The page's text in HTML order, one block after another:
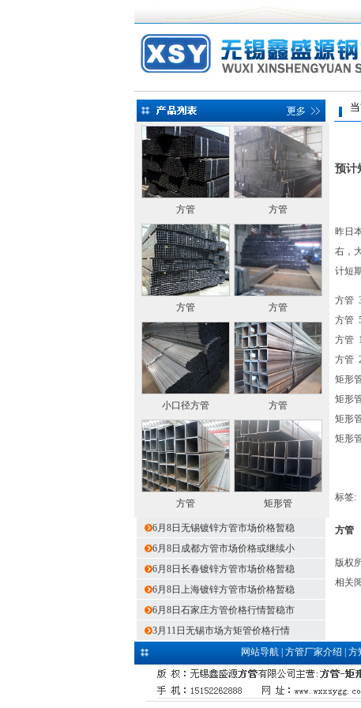
方管 方管
方管 方管
小口径方管 方管
方管 矩形管
6月8日无锡镀锌方管市场价格暂稳
6月8日成都方管市场价格或继续小
6月8日长春镀锌方管市场价格暂稳
6月8日上海镀锌方管市场价格暂稳
6月8日石家庄方管价格行情暂稳市
3月11日无锡市场方矩管价格行情
当
预计
昨日
右，
计短
方管
方管
方管
方管
矩形
矩形
矩形
矩形
标签:
方管
版权
相关
网站导航 方管厂家介绍 方